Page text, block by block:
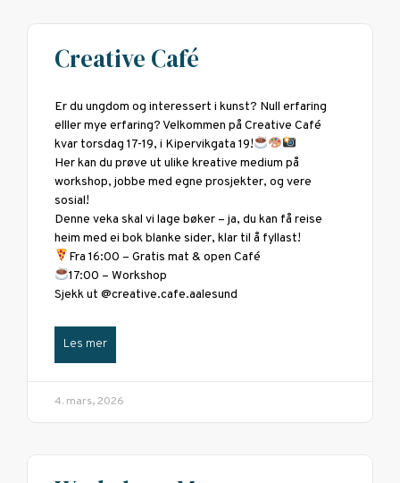
Creative Café
Er du ungdom og interessert i kunst? Null erfaring
elller mye erfaring? Velkommen på Creative Café
kvar torsdag 17-19, i Kipervikgata 19!
Her kan du prøve ut ulike kreative medium på
workshop, jobbe med egne prosjekter, og vere
sosial!
Denne veka skal vi lage bøker – ja, du kan få reise
heim med ei bok blanke sider, klar til å fyllast!
Fra 16:00 – Gratis mat & open Café
17:00 – Workshop
Sjekk ut @creative.cafe.aalesund
Les mer
4. mars, 2026